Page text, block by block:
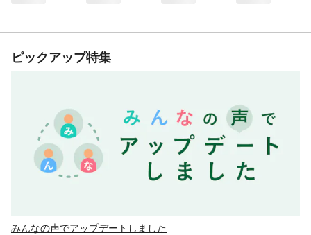
ピックアップ特集
みんなの声でアップデートしました